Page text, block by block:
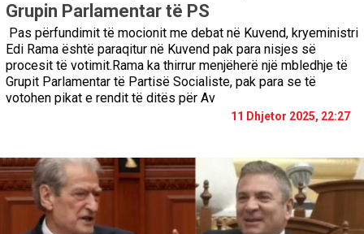
Grupin Parlamentar të PS
Pas përfundimit të mocionit me debat në Kuvend, kryeministri
Edi Rama është paraqitur në Kuvend pak para nisjes së
procesit të votimit.Rama ka thirrur menjëherë një mbledhje të
Grupit Parlamentar të Partisë Socialiste, pak para se të
votohen pikat e rendit të ditës për Av
11 Dhjetor 2025, 22:27